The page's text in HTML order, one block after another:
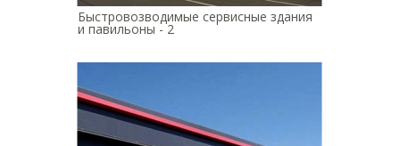
Быстровозводимые сервисные здания
и павильоны - 2